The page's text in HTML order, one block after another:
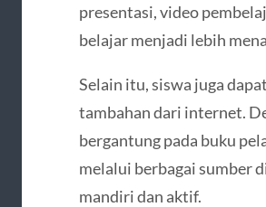
presentasi, video
belajar menjadi lebih
Selain itu, siswa juga
tambahan dari internet.
bergantung pada buku
melalui berbagai sumber
mandiri dan aktif.